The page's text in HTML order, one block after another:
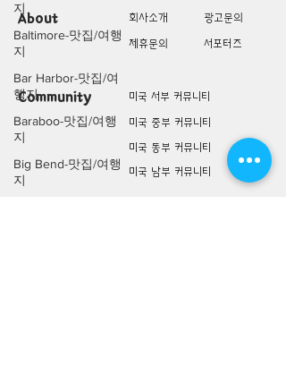
지
Baltimore-맛집/여행
지
Bar Harbor-맛집/여
행지
Baraboo-맛집/여행
지
Big Bend-맛집/여행
지
About 회사소개
광고문의
제휴문의
서포터즈
Community
미국 서부 커뮤니티
미국 중부 커뮤니티
미국 동부 커뮤니티
미국 남부 커뮤니티